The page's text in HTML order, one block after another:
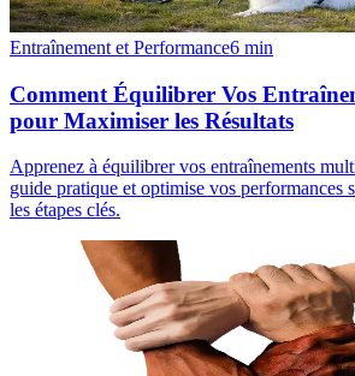
Entraînement et Performance6 min
Comment Équilibrer Vos
pour Maximiser les Résultats
Apprenez à équilibrer vos entraînements
guide pratique et optimise vos performances
les étapes clés.